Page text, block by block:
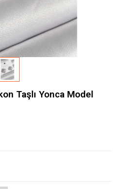
Taşlı Yonca Model